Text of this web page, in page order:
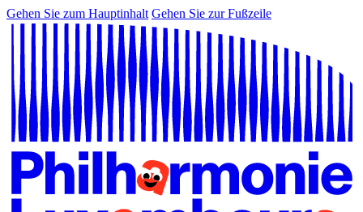
Gehen Sie zum Hauptinhalt Gehen Sie zur Fußzeile